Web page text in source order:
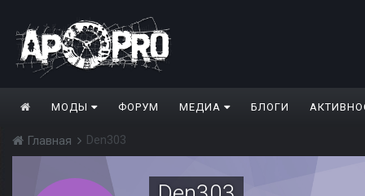
МОДЫ ФОРУМ МЕДИА БЛОГИ
Главная Den303